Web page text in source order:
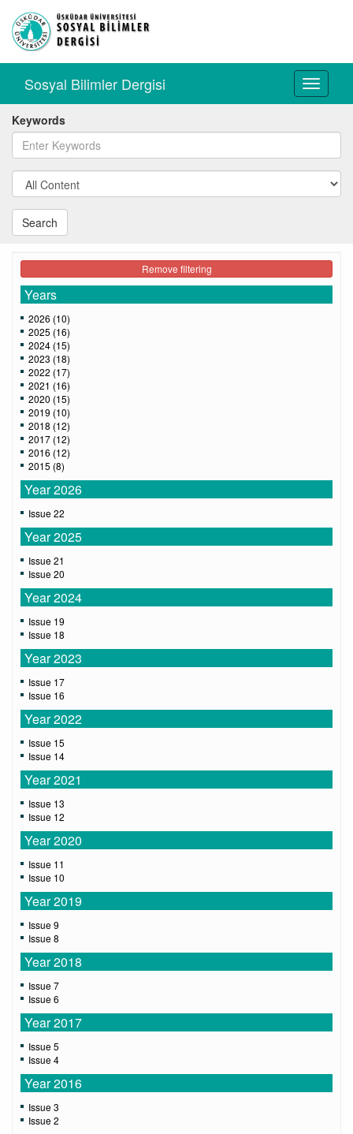
Toggle
Sosyal Bilimler Dergisi
Keywords
Search
Remove filtering
Years
2026 (10)
2025 (16)
2024 (15)
2023 (18)
2022 (17)
2021 (16)
2020 (15)
2019 (10)
2018 (12)
2017 (12)
2016 (12)
2015 (8)
Year 2026
Issue 22
Year 2025
Issue 21
Issue 20
Year 2024
Issue 19
Issue 18
Year 2023
Issue 17
Issue 16
Year 2022
Issue 15
Issue 14
Year 2021
Issue 13
Issue 12
Year 2020
Issue 11
Issue 10
Year 2019
Issue 9
Issue 8
Year 2018
Issue 7
Issue 6
Year 2017
Issue 5
Issue 4
Year 2016
Issue 3
Issue 2